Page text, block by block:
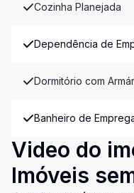
Cozinha Planejada
Dependência de
Dormitório com
Banheiro de
Video do
Imóveis